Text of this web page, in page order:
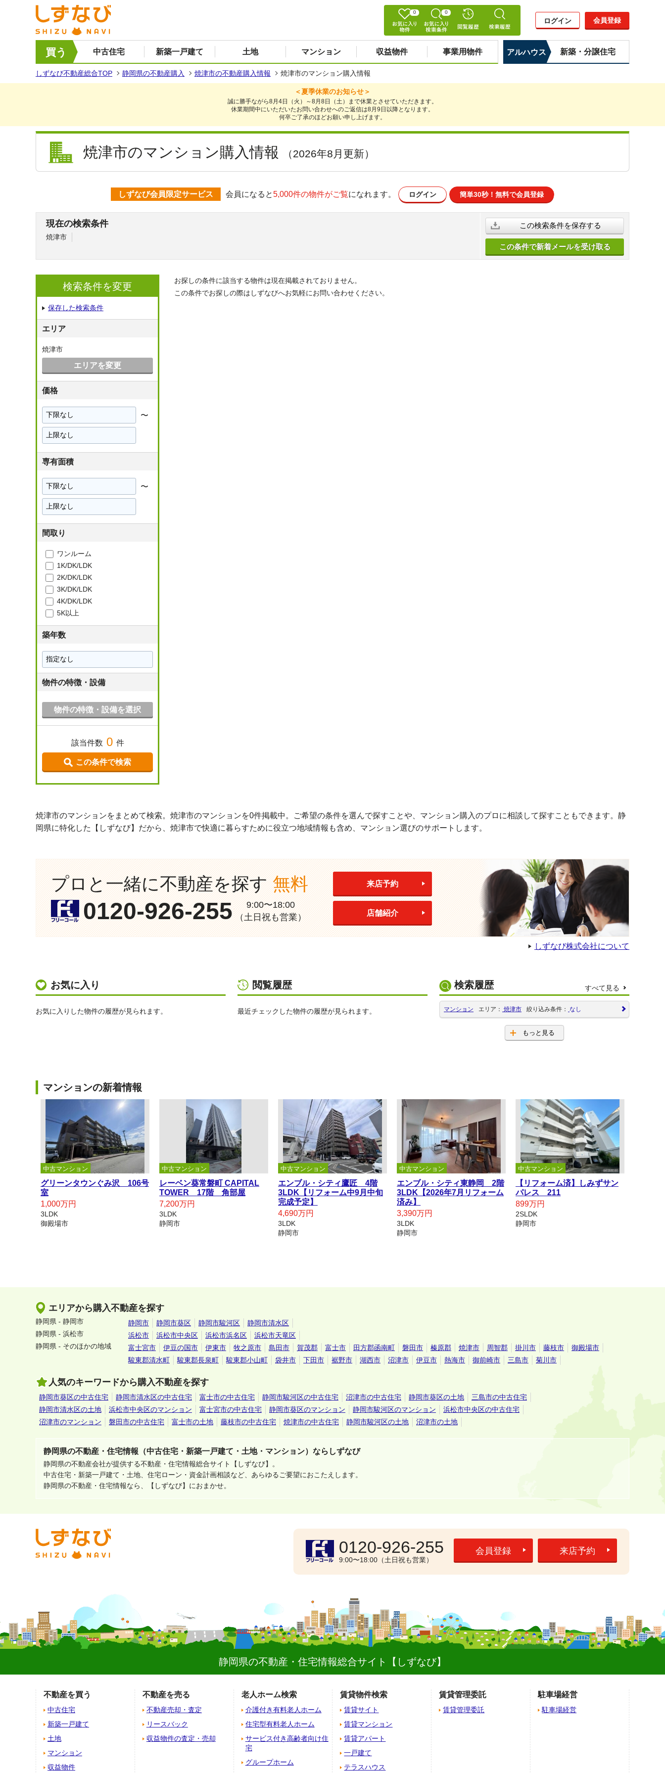
0 0
ログイン 会員登録
買う 中古住宅 新築一戸建て 土地 マンション 収益物件 事業用物件 アルハウス 新築・分譲住宅
しずなび不動産総合TOP 静岡県の不動産購入 焼津市の不動産購入情報 焼津市のマンション購入情報
＜夏季休業のお知らせ＞
誠に勝手ながら8月4日（火）～8月8日（土）まで休業とさせていただきます。
休業期間中にいただいたお問い合わせへのご返信は8月9日以降となります。
何卒ご了承のほどお願い申し上げます。
焼津市のマンション購入情報 （2026年8月更新）
焼津市のマンションをまとめて検索。焼津市のマンションを0件掲載中。ご希望の条件を選んで探すことや、マンション購入のプロに相談して探すこともできます。静
岡県に特化した【しずなび】だから、焼津市で快適に暮らすために役立つ地域情報も含め、マンション選びのサポートします。
しずなび会員限定サービス 会員になると5,000件の物件がご覧になれます。 ログイン 簡単30秒！ 無料で会員登録
現在の検索条件
焼津市
この検索条件を保存する
この条件で新着メールを受け取る
お探しの条件に該当する物件は現在掲載されておりません。
この条件でお探しの際はしずなびへお気軽にお問い合わせください。
検索条件を変更
保存した検索条件
エリア
焼津市
エリアを変更
価格
〜
上
限
専有面積
〜
上
限
間取り
ワンルーム
1K/DK/LDK
2K/DK/LDK
3K/DK/LDK
4K/DK/LDK
5K以上
築年数
物件の特徴・設備
物件の特徴・設備を選択
該当件数 0 件
この条件で検索
プロと一緒に不動産を探す 無料
0120-926-255
9:00〜18:00
（土日祝も営業）
来店予約
店舗紹介
しずなび株式会社について
お気に入り
お気に入りした物件の履歴が見られます。
閲覧履歴
最近チェックした物件の履歴が見られます。
検索履歴
マンション エリア： 焼津市 絞り込み条件： なし
もっと見る
すべて見る
マンションの新着情報
中古マンション
グリーンタウンぐみ沢 106号
室
1,000万円
3LDK
御殿場市
中古マンション
レーベン葵常磐町 CAPITAL
TOWER 17階 角部屋
7,200万円
3LDK
静岡市
中古マンション
エンブル・シティ鷹匠 4階
3LDK【リフォーム中9月中旬
完成予定】
4,690万円
3LDK
静岡市
中古マンション
エンブル・シティ東静岡 2階
3LDK【2026年7月リフォーム
済み】
3,390万円
3LDK
静岡市
中古マンション
【リフォーム済】しみずサン
パレス 211
899万円
2SLDK
静岡市
エリアから購入不動産を探す
静岡県 - 静岡市 静岡市 静岡市葵区 静岡市駿河区
静岡市清水区
静岡県 - 浜松市
浜松市 浜松市中央区 浜松市浜名区
浜松市天竜区
静岡県 - そのほかの地域
富士宮市 伊豆の国市 伊東市 牧之原市 島田市 賀茂郡 富士市 田方郡函南町 磐田市 榛原郡 焼津市 周智郡 掛川市 藤枝市
御殿場市
駿東郡清水町
駿東郡長泉町 駿東郡小山町 袋井市 下田市 裾野市 湖西市 沼津市 伊豆市 熱海市 御前崎市 三島市 菊川市
人気のキーワードから購入不動産を探す
静岡市葵区の中古住宅 静岡市清水区の中古住宅 富士市の中古住宅 静岡市駿河区の中古住宅 沼津市の中古住宅 静岡市葵区の土地
三島市の中古住宅
静岡市清水区の土地
浜松市中央区のマンション 富士宮市の中古住宅 静岡市葵区のマンション 静岡市駿河区のマンション
浜松市中央区の中古住宅
沼津市のマンション
磐田市の中古住宅 富士市の土地 藤枝市の中古住宅 焼津市の中古住宅 静岡市駿河区の土地 沼津市の土地
静岡県の不動産・住宅情報（中古住宅・新築一戸建て・土地・マンション）ならしずなび
静岡県の不動産会社が提供する不動産・住宅情報総合サイト【しずなび】。
中古住宅・新築一戸建て・土地、住宅ローン・資金計画相談など、あらゆるご要望におこたえします。
静岡県の不動産・住宅情報なら、【しずなび】におまかせ。
0120-926-255
9:00〜18:00（土日祝も営業）
会員登録 来店予約
静岡県の不動産・住宅情報総合サイト 【しずなび】
不動産を買う
中古住宅
新築一戸建て
土地
マンション
収益物件
不動産を売る
不動産売却・査定
リースバック
収益物件の査定・売却
老人ホーム検索
介護付き有料老人ホーム
住宅型有料老人ホーム
サービス付き高齢者向け住
宅
グループホーム
賃貸物件検索
賃貸サイト
賃貸マンション
賃貸アパート
一戸建て
テラスハウス
賃貸管理委託
賃貸管理委託
駐車場経営
駐車場経営